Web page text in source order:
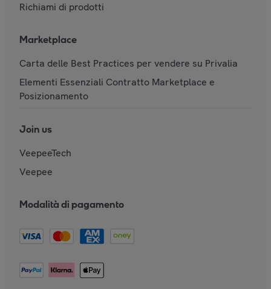
Richiami di prodotti
Marketplace
Carta delle Best Practices per vendere su Privalia
Elementi Essenziali Contratto Marketplace e
Posizionamento
Join us
VeepeeTech
Veepee
Modalità di pagamento